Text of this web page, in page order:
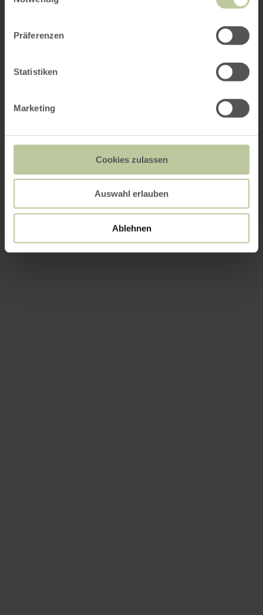
Präferenzen
Statistiken
Marketing
Cookies zulassen
Auswahl erlauben
Ablehnen